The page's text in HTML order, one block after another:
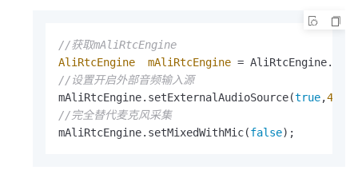
//获取mAliRtcEngine
AliRtcEngine
mAliRtcEngine =
//设置开启外部音频输入源
mAliRtcEngine.setExternalAudioSource(true,44100
//完全替代麦克风采集
mAliRtcEngine.setMixedWithMic(false);